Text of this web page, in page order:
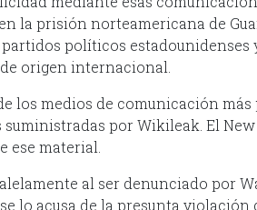
la prisión norteamericana de
políticos estadounidenses
origen internacional.
los medios de comunicación
por Wikileak. El
ese material.
al ser denunciado por
lo acusa de la presunta violación